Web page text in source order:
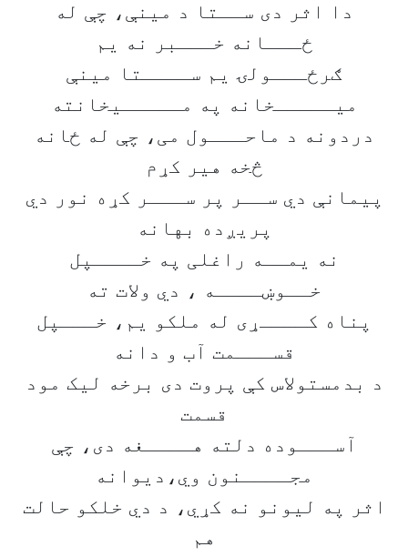
دا اثر دی ســتا د مینې، چې له
ځـــانه خـــبر نه یم
ګرځـــولۍ یم ســــتا مینې
میـــــخانه په مـــــیخانته
دردونه د ماحـــول می، چې له ځانه
څخه هیر کړم
پیمانې دي ســر پر ســـر کړه نور دي
پریږده بهانه
نه یمــه راغلی په خــــپل
خــوښــــه ، دي ولات ته
پناه کــــړی له ملکو یم، خـــپل
قســـمت آب و دانه
د بدمستولاس کې پروت دی برخه لیک مود
قسمت
آســـوده دلته هــــغه دی، چې
مجــــنون وي،دیوانه
‎اثر په لیونو نه کړي، د دي خلکو حالت
هم